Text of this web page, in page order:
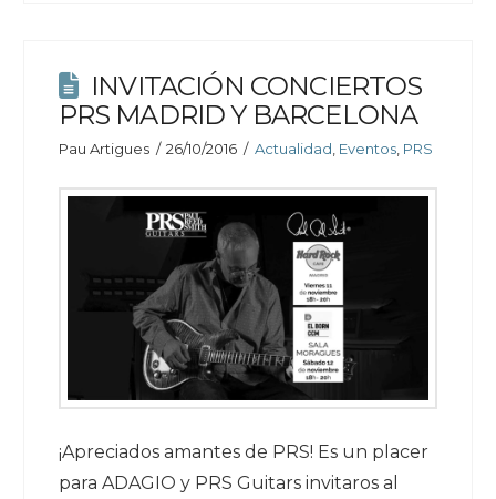
INVITACIÓN CONCIERTOS
PRS MADRID Y BARCELONA
Pau Artigues 26/10/2016 Actualidad Eventos PRS
¡Apreciados amantes de PRS! Es un placer
para ADAGIO y PRS Guitars invitaros al